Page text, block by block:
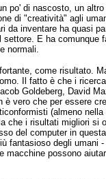
po' di nascosto, un
di "creatività" agli
da inventare ha quasi
settore. E ha comunque
normali.
come risultato.
Il fatto è che i
Goldeberg, David
è vero che per essere
(almeno
che i risultati migliori si
del computer in
fantasioso degli umani
macchine possono